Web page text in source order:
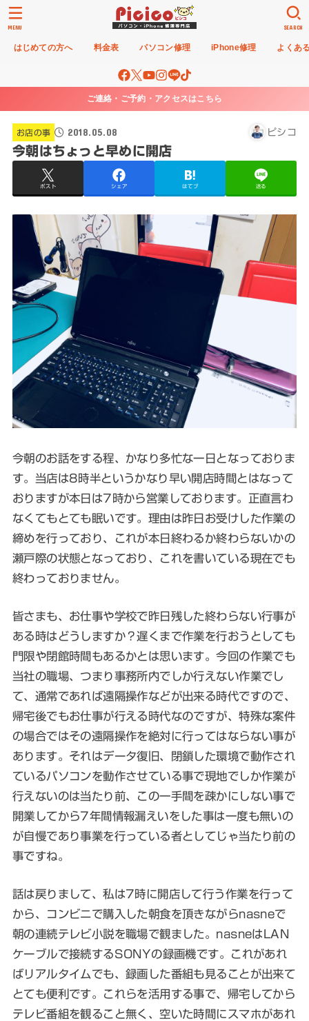
はじめての方へ 料金表 パソコン修理 iPhone修理 よくあ
SEARCH
MENU
ご連絡・ご予約・アクセスはこちら
お店の事 2018.05.08 ピシコ
今朝はちょっと早めに開店
ポスト シェア はてブ 送る
今朝のお話をする程、かなり多忙な一日となっておりま
す。当店は8時半というかなり早い開店時間とはなって
おりますが本日は7時から営業しております。正直言わ
なくてもとても眠いです。理由は昨日お受けした作業の
締めを行っており、これが本日終わるか終わらないかの
瀬戸際の状態となっており、これを書いている現在でも
終わっておりません。
皆さまも、お仕事や学校で昨日残した終わらない行事が
ある時はどうしますか？遅くまで作業を行おうとしても
門限や閉館時間もあるかとは思います。今回の作業でも
当社の職場、つまり事務所内でしか行えない作業でし
て、通常であれば遠隔操作などが出来る時代ですので、
帰宅後でもお仕事が行える時代なのですが、特殊な案件
の場合ではその遠隔操作を絶対に行ってはならない事が
あります。それはデータ復旧、閉鎖した環境で動作され
ているパソコンを動作させている事で現地でしか作業が
行えないのは当たり前、この一手間を疎かにしない事で
開業してから7年間情報漏えいをした事は一度も無いの
が自慢であり事業を行っている者としてじゃ当たり前の
事ですね。
話は戻りまして、私は7時に開店して行う作業を行って
から、コンビニで購入した朝食を頂きながらnasneで
朝の連続テレビ小説を職場で観ました。nasneはLAN
ケーブルで接続するSONYの録画機です。これがあれ
ばリアルタイムでも、録画した番組も見ることが出来て
とても便利です。これらを活用する事で、帰宅してから
テレビ番組を観ること無く、空いた時間にスマホがあれ